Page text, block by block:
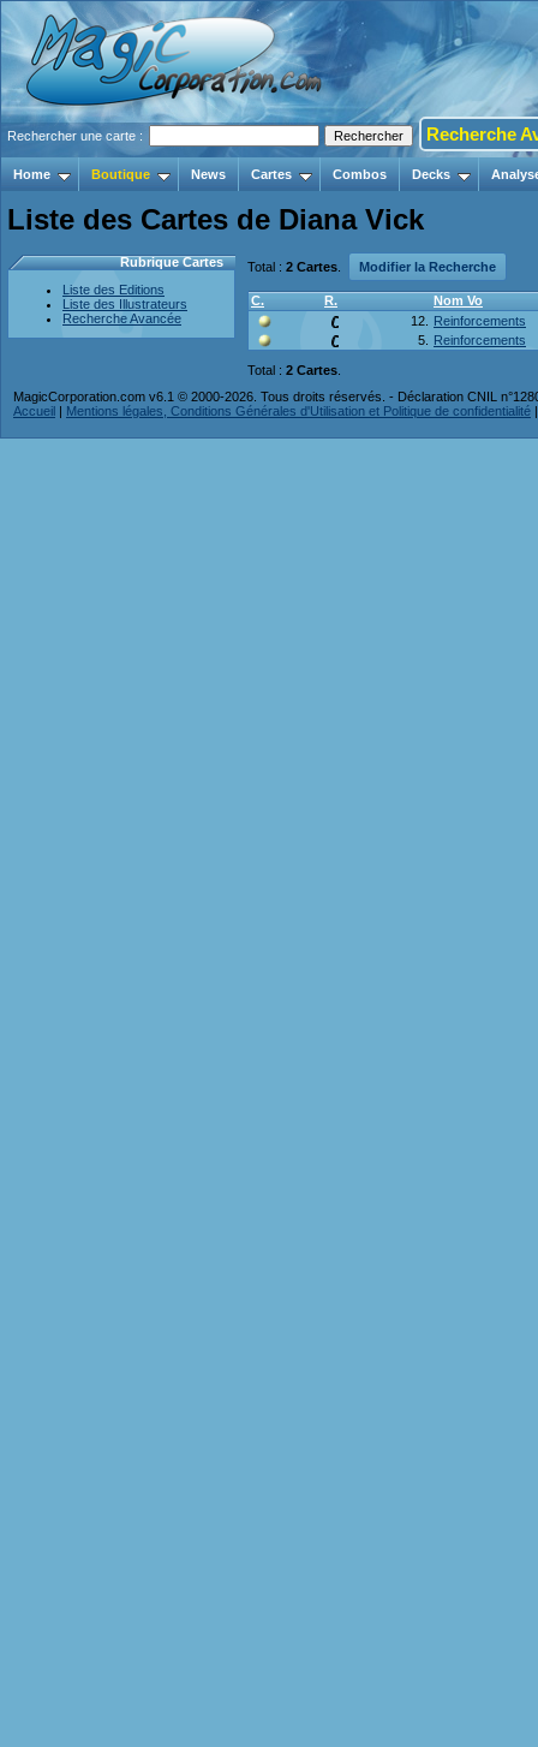
Rechercher une carte : Recherche
Home Boutique News Cartes Combos Decks
Liste des Cartes de Diana Vick
Rubrique Cartes
Liste des Editions
Liste des Illustrateurs
Recherche Avancée
Total : 2 Cartes Modifier la Recherche
C. R.
Nom Vo
12.
Reinforcements
5.
Reinforcements
Total : 2 Cartes
MagicCorporation.com v6.1 © 2000-2026. Tous droits réservés. - Déclaration CNIL
Accueil | Mentions légales, Conditions Générales d'Utilisation et Politique de confidentialité